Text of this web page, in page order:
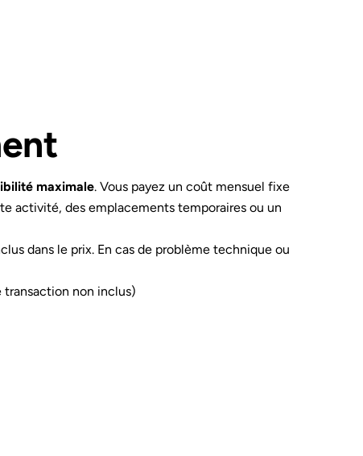
maximale. Vous payez un coût mensuel fixe
activité, des emplacements temporaires ou un
dans le prix. En cas de problème technique ou
transaction non inclus)